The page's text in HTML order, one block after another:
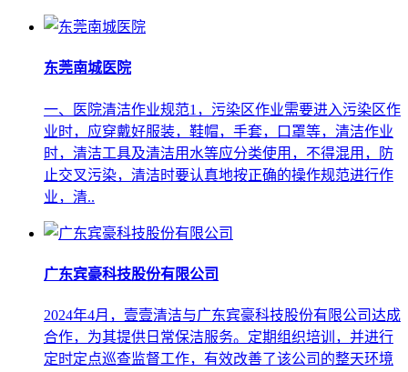
东莞南城医院
一、医院清洁作业规范1，污染区作业需要进入污染区作
业时，应穿戴好服装，鞋帽，手套，口罩等，清洁作业
时，清洁工具及清洁用水等应分类使用，不得混用，防
止交叉污染，清洁时要认真地按正确的操作规范进行作
业，清..
广东宾豪科技股份有限公司
2024年4月，壹壹清洁与广东宾豪科技股份有限公司达成
合作，为其提供日常保洁服务。定期组织培训，并进行
定时定点巡查监督工作，有效改善了该公司的整天环境